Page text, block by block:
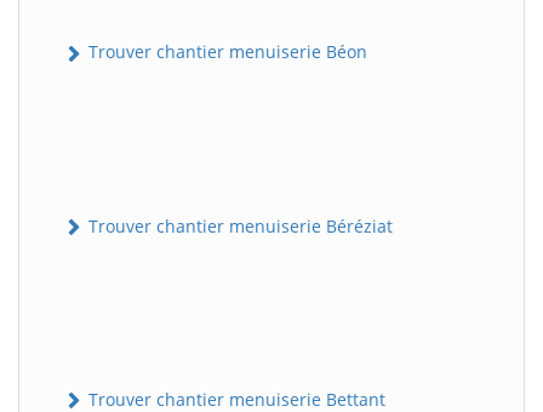
Trouver chantier menuiserie Béon
Trouver chantier menuiserie Béréziat
Trouver chantier menuiserie Bettant